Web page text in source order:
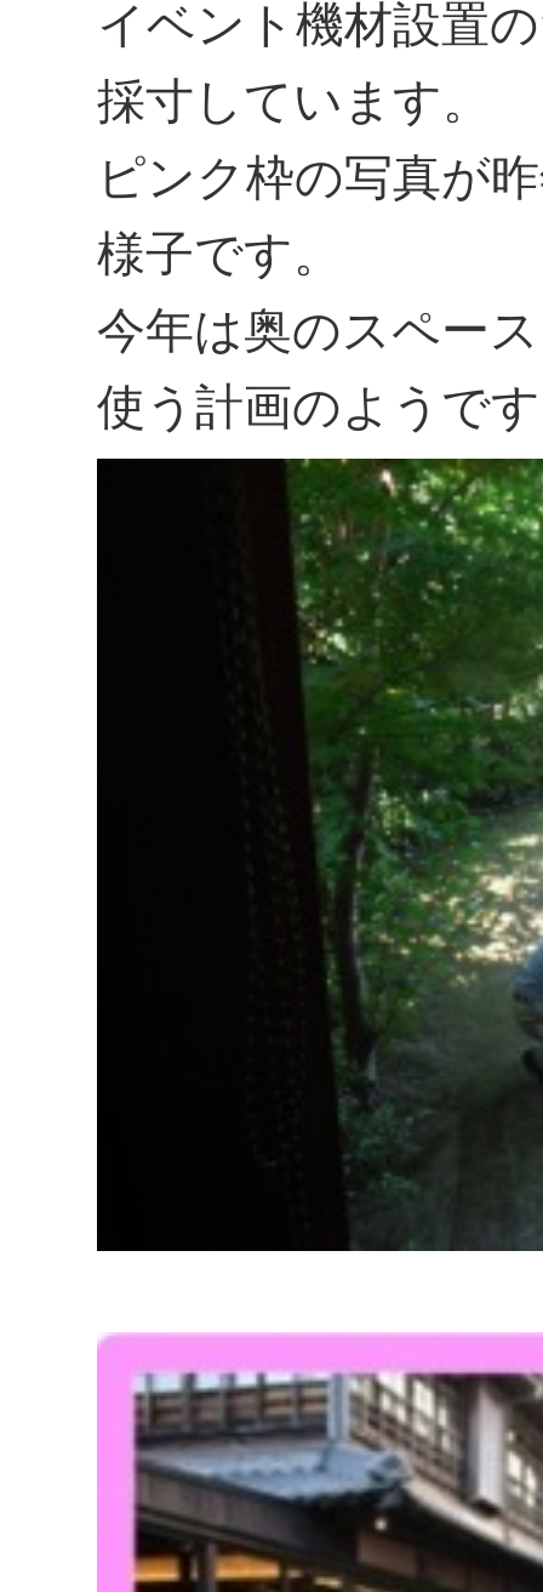
イベント機材設置
採寸しています。
ピンク枠の写真が
様子です。
今年は奥のスペー
使う計画のようで